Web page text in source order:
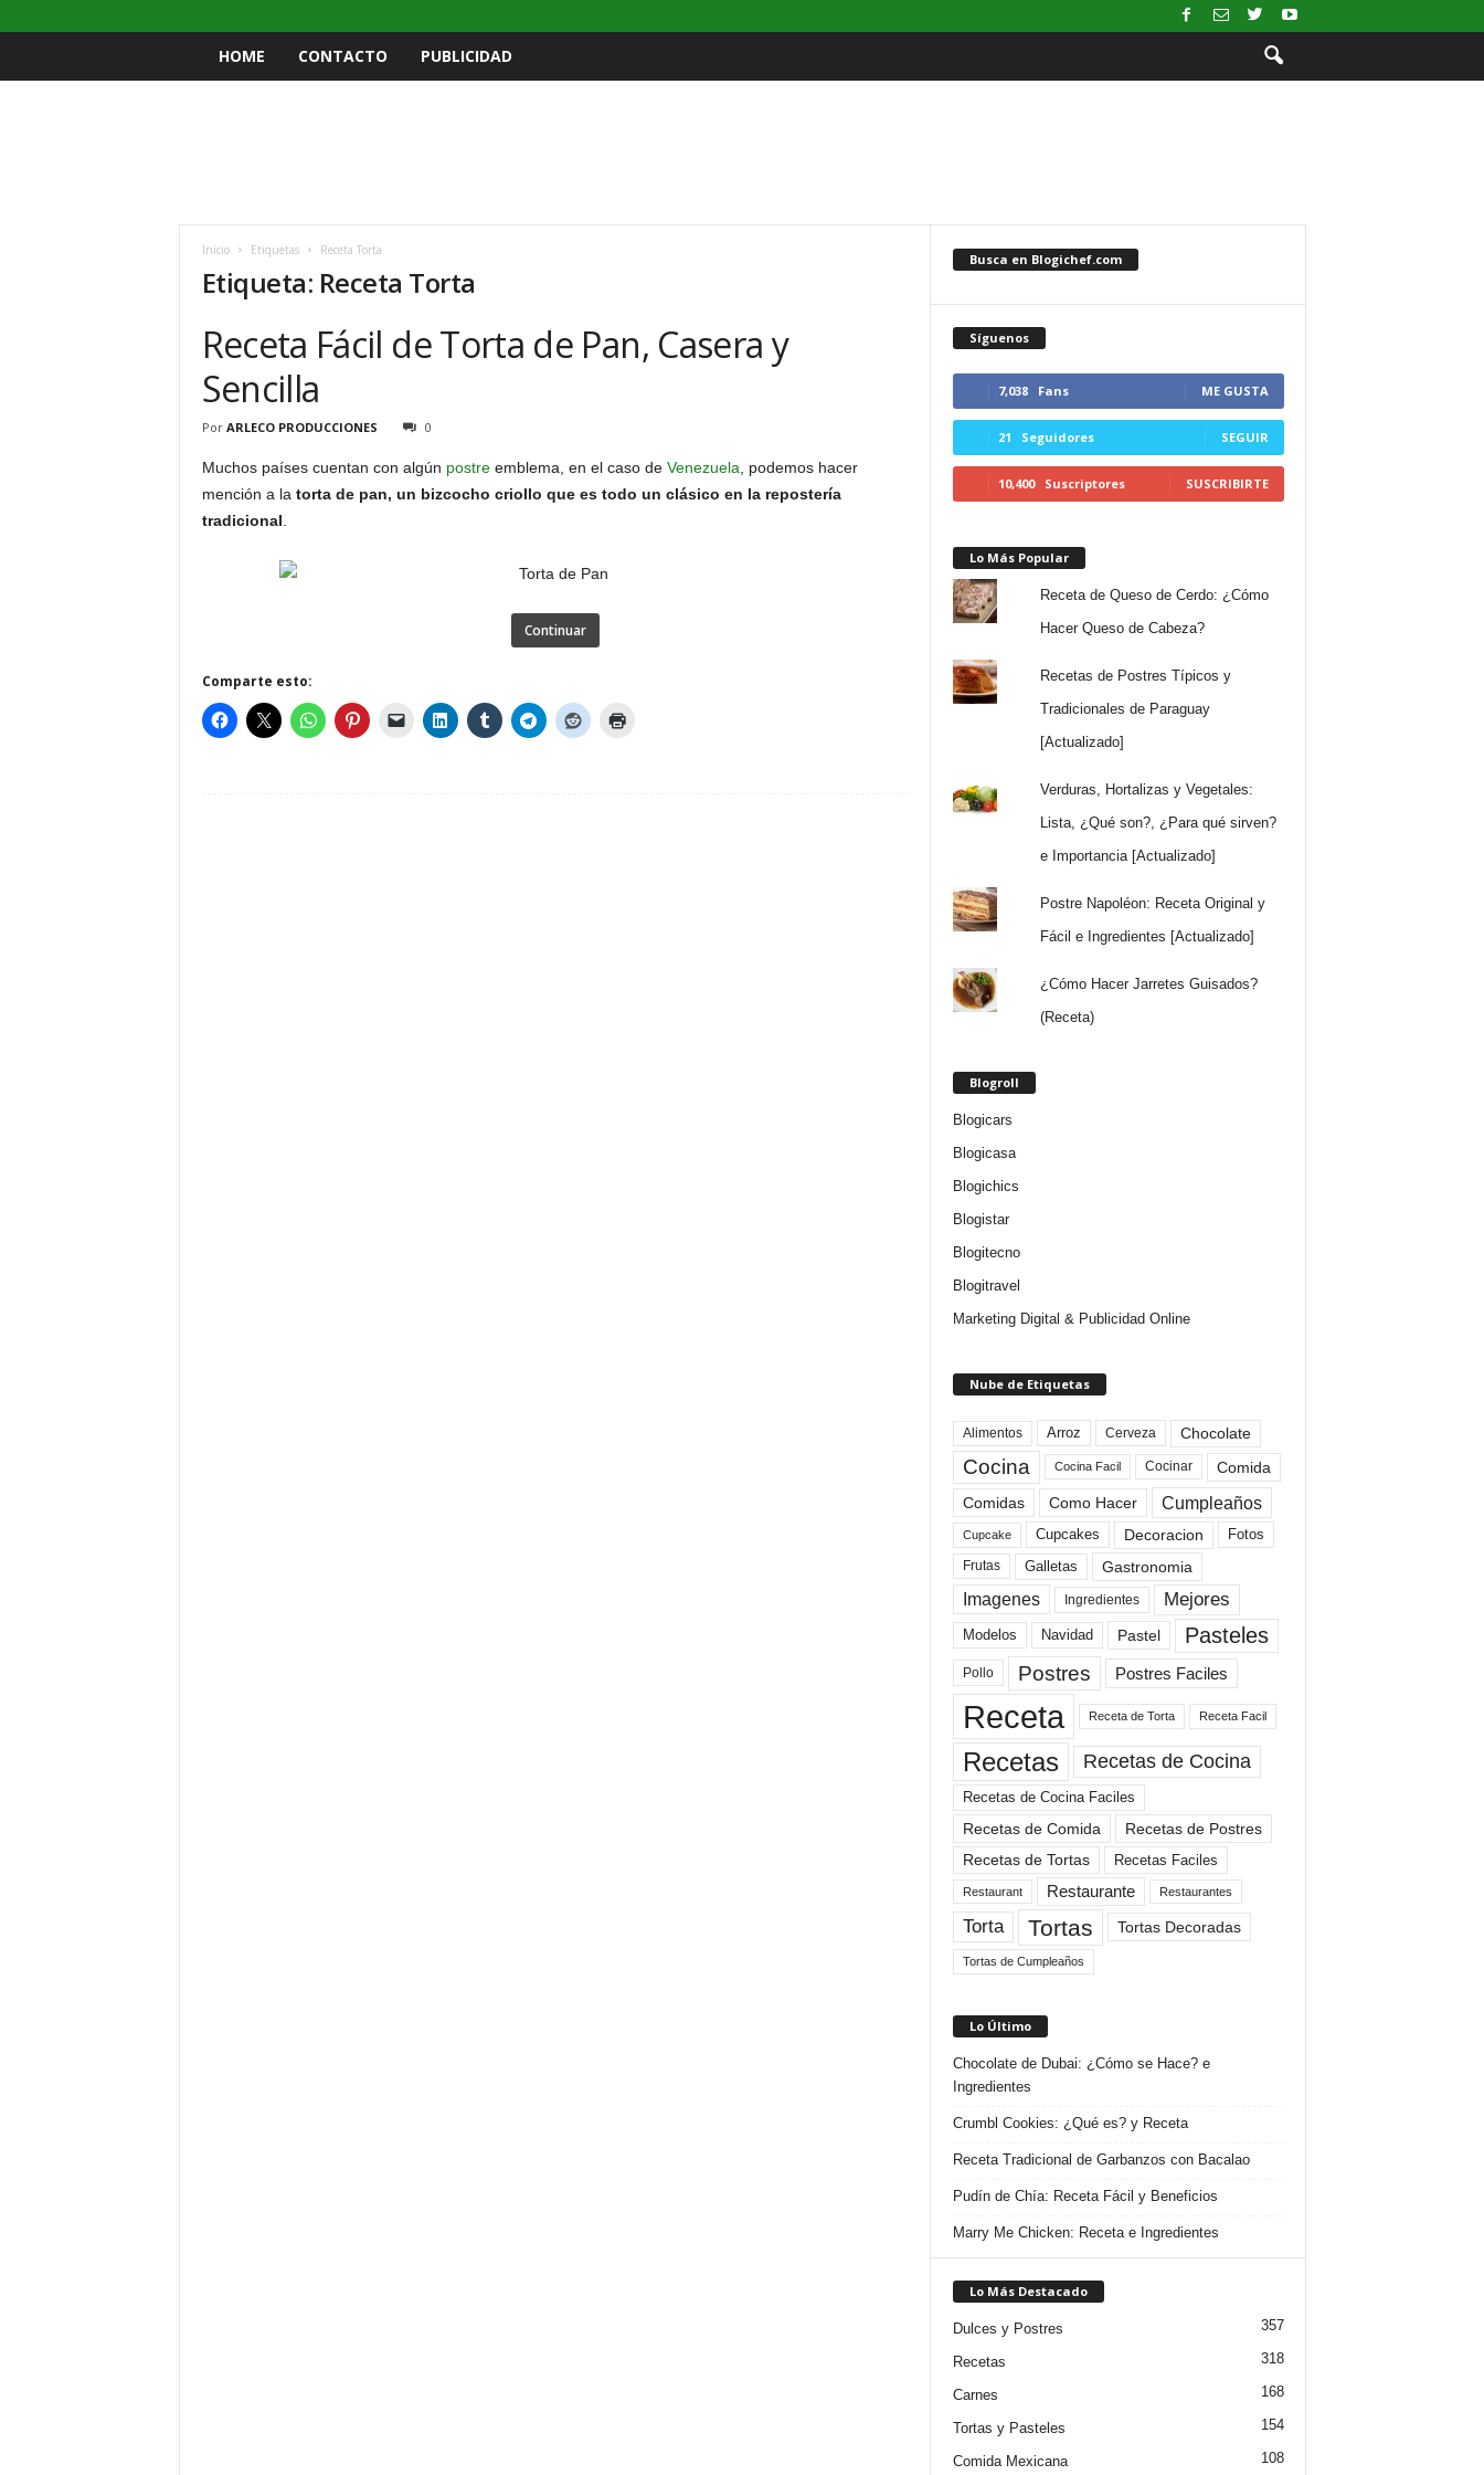
HOME CONTACTO PUBLICIDAD
Inicio Etiquetas Receta Torta
Etiqueta: Receta Torta
Receta Fácil de Torta de Pan, Casera y
Sencilla
Por ARLECO PRODUCCIONES 0
Muchos países cuentan con algún postreemblema, en el caso de Venezuela , podemos hacer
mención a la torta de pan, un bizcocho criollo que es todo un clásico en la repostería
tradicional
Continuar
Comparte esto:
Busca en Blogichef.com
Síguenos
7,038 Fans ME GUSTA
21 Seguidores SEGUIR
10,400 Suscriptores SUSCRIBIRTE
Lo Más Popular
Receta de Queso de Cerdo: ¿Cómo
Hacer Queso de Cabeza?
Recetas de Postres Típicos y
Tradicionales de Paraguay
[Actualizado]
Verduras, Hortalizas y Vegetales:
Lista, ¿Qué son?, ¿Para qué sirven?
e Importancia [Actualizado]
Postre Napoléon: Receta Original y
Fácil e Ingredientes [Actualizado]
¿Cómo Hacer Jarretes Guisados?
(Receta)
Blogroll
Blogicars
Blogicasa
Blogichics
Blogistar
Blogitecno
Blogitravel
Marketing Digital & Publicidad Online
Nube de Etiquetas
Alimentos Arroz Cerveza Chocolate
Cocina Cocina Facil Cocinar
Comida
Comidas
Como Hacer Cumpleaños
Cupcake Cupcakes Decoracion Fotos
Frutas Galletas Gastronomia
Imagenes Ingredientes Mejores
Modelos Navidad Pastel Pasteles
Pollo Postres Postres Faciles
Receta Receta de Torta Receta Facil
Recetas Recetas de Cocina
Recetas de Cocina Faciles
Recetas de Comida
Recetas de Postres
Recetas de Tortas
Recetas Faciles
Restaurant Restaurante Restaurantes
Torta Tortas Tortas Decoradas
Tortas de Cumpleaños
Lo Último
Chocolate de Dubai: ¿Cómo se Hace? e
Ingredientes
Crumbl Cookies: ¿Qué es? y Receta
Receta Tradicional de Garbanzos con Bacalao
Pudín de Chía: Receta Fácil y Beneficios
Marry Me Chicken: Receta e Ingredientes
Lo Más Destacado
Dulces y Postres 357
Recetas 318
Carnes 168
Tortas y Pasteles 154
Comida Mexicana 108